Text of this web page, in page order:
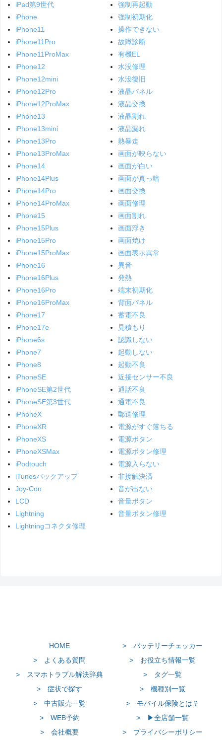
iPad第9世代
iPhone
iPhone11
iPhone11Pro
iPhone11ProMax
iPhone12
iPhone12mini
iPhone12Pro
iPhone12ProMax
iPhone13
iPhone13mini
iPhone13Pro
iPhone13ProMax
iPhone14
iPhone14Plus
iPhone14Pro
iPhone14ProMax
iPhone15
iPhone15Plus
iPhone15Pro
iPhone15ProMax
iPhone16
iPhone16Plus
iPhone16Pro
iPhone16ProMax
iPhone17
iPhone17e
iPhone6s
iPhone7
iPhone8
iPhoneSE
iPhoneSE第2世代
iPhoneSE第3世代
iPhoneX
iPhoneXR
iPhoneXS
iPhoneXSMax
iPodtouch
iTunesバックアップ
Joy-Con
LCD
Lightning
Lightningコネクタ修理
強制再起動
強制初期化
操作できない
故障診断
有機EL
水没修理
水没復旧
液晶パネル
液晶交換
液晶割れ
液晶漏れ
熱暴走
画面が映らない
画面が白い
画面が真っ暗
画面交換
画面修理
画面割れ
画面浮き
画面焼け
画面表示異常
異音
発熱
端末初期化
背面パネル
蓄電不良
見積もり
認識しない
起動しない
起動不良
近接センサー不良
通話不良
通電不良
郵送修理
電源がすぐ落ちる
電源ボタン
電源ボタン修理
電源入らない
非接触決済
音が出ない
音量ボタン
音量ボタン修理
HOME
> バッテリーチェッカー
> よくある質問
> お役立ち情報一覧
> スマホトラブル解決辞典
> タグ一覧
> 症状で探す
> 機種別一覧
> 中古販売一覧
> モバイル保険とは？
> WEB予約
> ▶全店舗一覧
> 会社概要
> プライバシーポリシー